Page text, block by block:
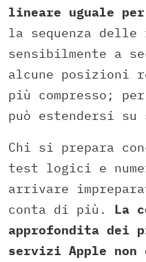
lineare uguale
la sequenza
sensibilmente a
alcune posizioni
più compresso;
può estendersi su
Chi si prepara
test logici e
arrivare
conta di più. La
approfondita dei
servizi Apple non